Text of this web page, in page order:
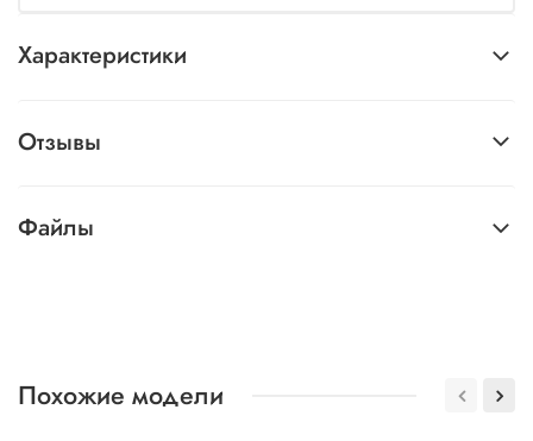
Характеристики
Отзывы
Файлы
Похожие модели